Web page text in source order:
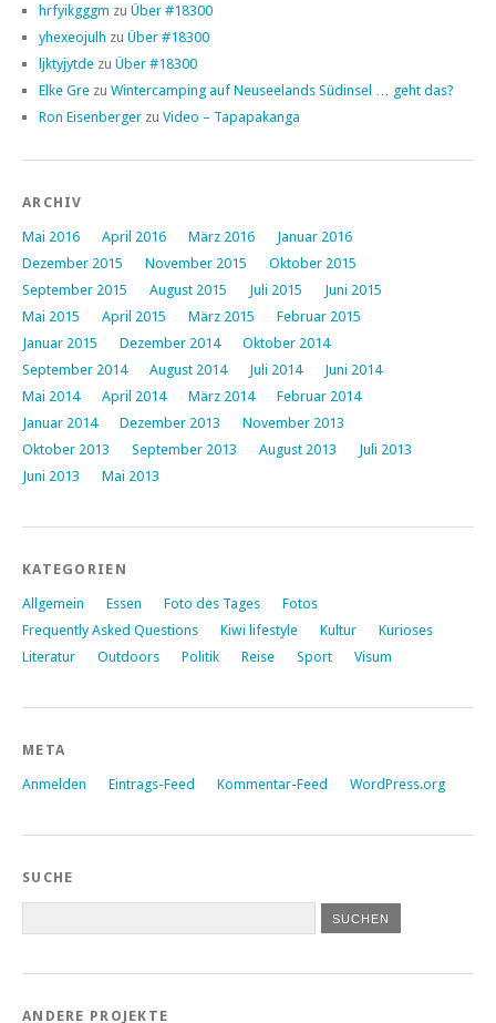
hrfyikgggm zu Über #18300
yhexeojulh zu Über #18300
ljktyjytde zu Über #18300
Elke Gre zu Wintercamping auf Neuseelands Südinsel … geht das?
Ron Eisenberger zu Video – Tapapakanga
ARCHIV
Mai 2016 April 2016 März 2016
Januar 2016
Dezember 2015
November 2015
Oktober 2015
September 2015
August 2015 Juli 2015
Juni 2015
Mai 2015
April 2015 März 2015
Februar 2015
Januar 2015
Dezember 2014
Oktober 2014
September 2014
August 2014 Juli 2014
Juni 2014
Mai 2014
April 2014 März 2014
Februar 2014
Januar 2014
Dezember 2013
November 2013
Oktober 2013
September 2013 August 2013
Juli 2013
Juni 2013
Mai 2013
KATEGORIEN
Allgemein Essen Foto des Tages
Fotos
Frequently Asked Questions
Kiwi lifestyle Kultur
Kurioses
Literatur
Outdoors Politik Reise Sport Visum
META
Anmelden Eintrags-Feed Kommentar-Feed WordPress.org
SUCHE
ANDERE PROJEKTE